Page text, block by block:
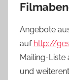
Angebote
auf http://
Mailing-
und